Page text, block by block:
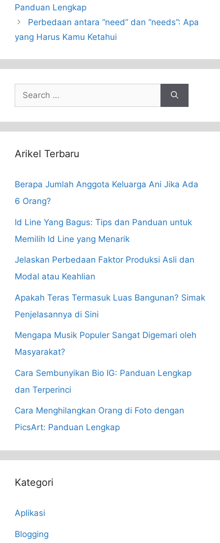
Panduan Lengkap
Perbedaan antara “need” dan “needs”: Apa
yang Harus Kamu Ketahui
Search
for:
Arikel Terbaru
Berapa Jumlah Anggota Keluarga Ani Jika Ada
6 Orang?
Id Line Yang Bagus: Tips dan Panduan untuk
Memilih Id Line yang Menarik
Jelaskan Perbedaan Faktor Produksi Asli dan
Modal atau Keahlian
Apakah Teras Termasuk Luas Bangunan? Simak
Penjelasannya di Sini
Mengapa Musik Populer Sangat Digemari oleh
Masyarakat?
Cara Sembunyikan Bio IG: Panduan Lengkap
dan Terperinci
Cara Menghilangkan Orang di Foto dengan
PicsArt: Panduan Lengkap
Kategori
Aplikasi
Blogging